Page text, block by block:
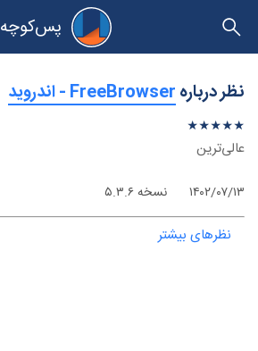
پس‌کوچه
حریم خصوصی
نظر درباره‫FreeBrowser - اندروید
★★★★★
★
★
★
★
★
عالی‌ترین
۱۴۰۲/۰۷/۱۳ نسخه ۵.۳.۶
نظرهای بیشتر